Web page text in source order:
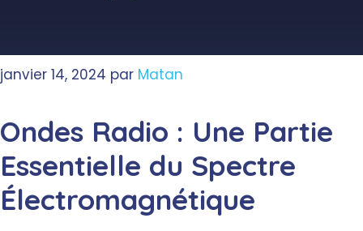
janvier 14, 2024 par Matan
Ondes Radio : Une Partie
Essentielle du Spectre
Électromagnétique